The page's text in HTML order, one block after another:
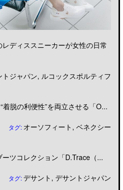
レディススニーカーが女性の日常
トジャパン, ルコックスポルティフ
着脱の利便性”を両立させる「O...
タグ: オーソフィート ,ベネクシー
ーツコレクション「D.Trace（...
タグ:デサント ,デサントジャパン